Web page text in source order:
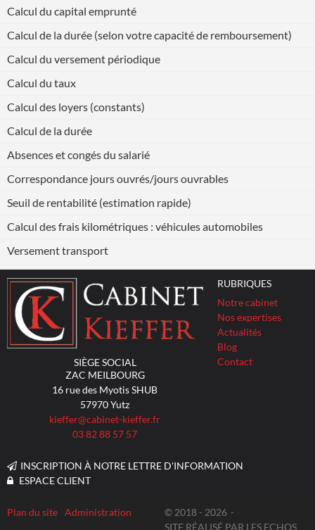
Calcul du capital emprunté
Calcul de la durée (selon votre capacité de remboursement)
Calcul du versement périodique
Calcul du taux
Calcul des loyers (constants)
Calcul de la durée
Absences et congés du salarié
Correspondance jours ouvrés/jours ouvrables
Seuil de rentabilité (estimation rapide)
Calcul des frais kilométriques : véhicules automobiles
Versement transport
SIÈGE SOCIAL
ZAC MEILBOURG
16 rue des Myotis SHUB
57970Yutz
kieffer@cabinet-kieffer.fr
03 82 88 57 57
RUBRIQUES
Notre cabinet
Nos expertises
Actualités
Blog
Contact
INSCRIPTION À NOTRE LETTRE D'INFORMATION
ESPACE CLIENT
Plan du site Administration
© 2018 - 2026
SITE RÉALISÉ PAR LES ECHOS